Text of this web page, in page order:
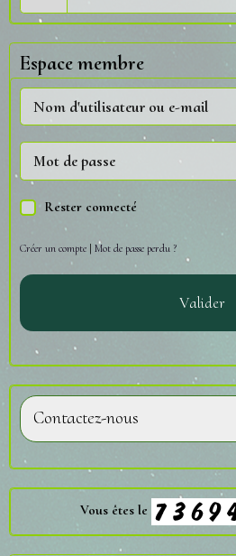
Espace membre
Rester connecté
Créer un compte | Mot de passe perdu ?
Valider
Contactez-nous
Vous êtes le